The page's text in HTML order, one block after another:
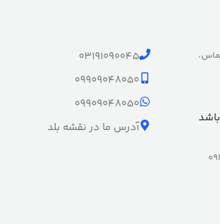
03191090045
09909048050
09909048050
آدرس ما در نقشه بلد